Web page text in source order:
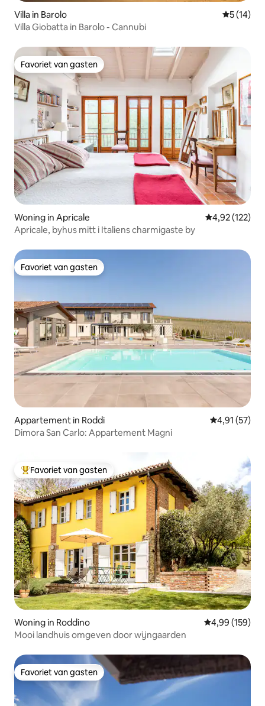
Villa in Barolo
5 (14)
Villa Giobatta in Barolo - Cannubi
Favoriet van gasten
Favoriet van gasten
Woning in Apricale Gemiddelde
4,92 (122)
Apricale, byhus mitt i Italiens charmigaste by
Favoriet van gasten
Favoriet van gasten
Appartement in Roddi Gemiddelde
4,91 (57)
Dimora San Carlo: Appartement Magni
Topfavoriet van gasten
Favoriet van gasten
Woning in Roddino Gemiddelde
4,99 (159)
Mooi landhuis omgeven door wijngaarden
Favoriet van gasten
Favoriet van gasten